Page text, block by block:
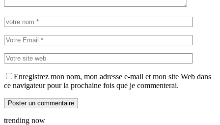
Enregistrez mon nom, mon adresse e-mail et mon site Web dans
ce navigateur pour la prochaine fois que je commenterai.
trending now